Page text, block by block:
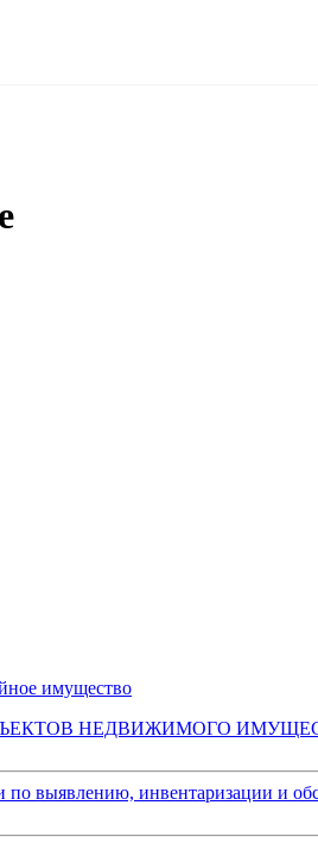
имущество
ОБЪЕКТОВ НЕДВИЖИМОГО
выявлению, инвентаризации и